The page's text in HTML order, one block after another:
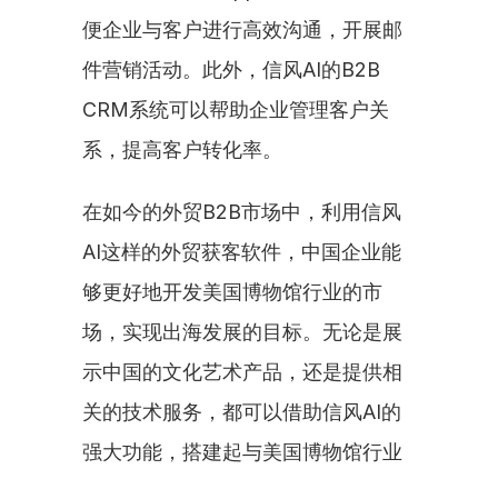
便企业与客户进行高效沟通，开展邮
件营销活动。此外，信风AI的B2B
CRM系统可以帮助企业管理客户关
系，提高客户转化率。
在如今的外贸B2B市场中，利用信风
AI这样的外贸获客软件，中国企业能
够更好地开发美国博物馆行业的市
场，实现出海发展的目标。无论是展
示中国的文化艺术产品，还是提供相
关的技术服务，都可以借助信风AI的
强大功能，搭建起与美国博物馆行业